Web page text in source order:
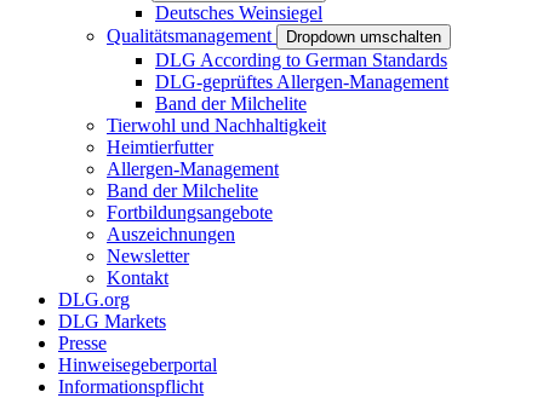
Deutsches Weinsiegel
Qualitätsmanagement
Dropdown umschalten
DLG According to German Standards
DLG-geprüftes Allergen-Management
Band der Milchelite
Tierwohl und Nachhaltigkeit
Heimtierfutter
Allergen-Management
Band der Milchelite
Fortbildungsangebote
Auszeichnungen
Newsletter
Kontakt
DLG.org
DLG Markets
Presse
Hinweisegeberportal
Informationspflicht